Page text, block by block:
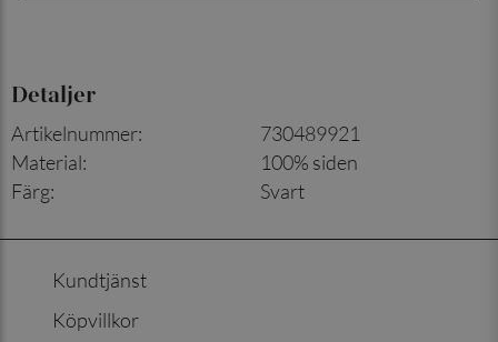
Detaljer
Artikelnummer:
730489921
Material:
100% siden
Färg: Svart
Kundtjänst
Köpvillkor